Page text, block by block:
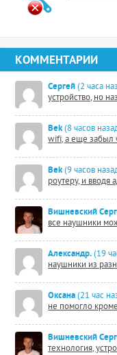
КОММЕНТАРИИ
Сергей (2 часа
устройство, но
Bek(8 часов
wifi, а еще забыл
Bek(9 часов
роутеру, и вводя
Вишневский
все наушники
Александр. (19
наушники из
Оксана (21 час
не помогло
Вишневский
технология,